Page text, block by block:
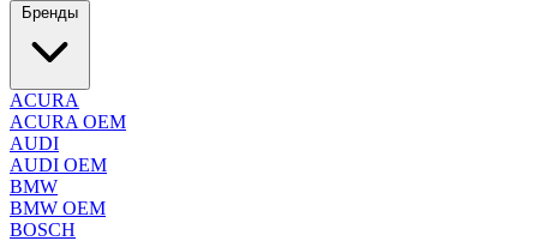
Бренды
ACURA
ACURA OEM
AUDI
AUDI OEM
BMW
BMW OEM
BOSCH